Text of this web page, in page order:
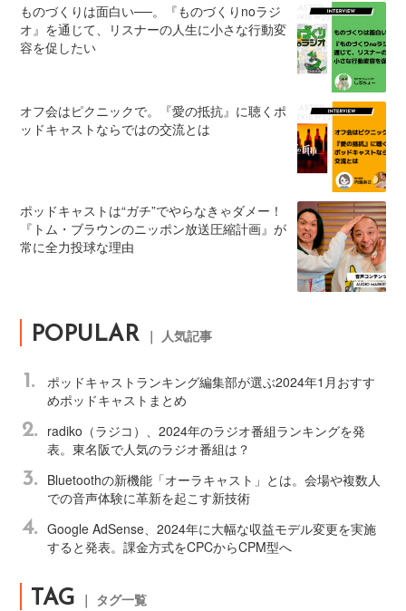
ものづくりは面白い──。『ものづくりnoラジ
オ』を通じて、リスナーの人生に小さな行動変
容を促したい
オフ会はピクニックで。『愛の抵抗』に聴くポ
ッドキャストならではの交流とは
ポッドキャストは“ガチ”でやらなきゃダメー！
『トム・ブラウンのニッポン放送圧縮計画』が
常に全力投球な理由
POPULAR ｜ 人気記事
1.
ポッドキャストランキング編集部が選ぶ2024年1月おすす
めポッドキャストまとめ
2.
radiko（ラジコ）、2024年のラジオ番組ランキングを発
表。東名阪で人気のラジオ番組は？
3.
Bluetoothの新機能「オーラキャスト」とは。会場や複数人
での音声体験に革新を起こす新技術
4. Google AdSense、2024年に大幅な収益モデル変更を実施
すると発表。課金方式をCPCからCPM型へ
TAG ｜ タグ一覧